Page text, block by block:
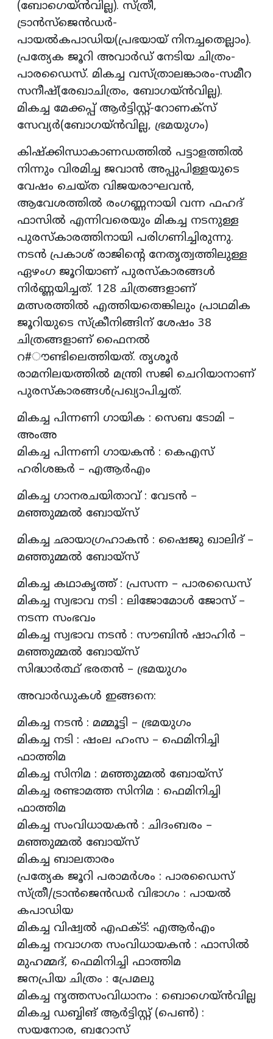
(ബോഗെയ്ന്‍വില്ല). സ്ത്രീ,
ട്രാന്‍സ്‌ജെന്‍ഡര്‍-
പായല്‍കപാഡിയ(പ്രഭയായ് നിനച്ചതെല്ലാം).
പ്രത്യേക ജൂറി അവാര്‍ഡ് നേടിയ ചിത്രം-
പാരഡൈസ്. മികച്ച വസ്ത്രാലങ്കാരം-സമീറ
സനീഷ്(രേഖാചിത്രം, ബോഗയ്ന്‍വില്ല).
മികച്ച മേക്കപ്പ് ആര്‍ട്ടിസ്റ്റ്-റോണക്‌സ്
സേവ്യര്‍(ബോഗയ്ന്‍വില്ല, ഭ്രമയുഗം)
കിഷ്‌ക്കിന്ധാകാണഡത്തില്‍ പട്ടാളത്തില്‍
നിന്നും വിരമിച്ച ജവാന്‍ അപ്പുപിള്ളയുടെ
വേഷം ചെയ്ത വിജയരാഘവന്‍,
ആവേശത്തില്‍ രംഗണ്ണനായി വന്ന ഫഹദ്
ഫാസില്‍ എന്നിവരെയും മികച്ച നടനുള്ള
പുരസ്‌കാരത്തിനായി പരിഗണിച്ചിരുന്നു.
നടന്‍ പ്രകാശ് രാജിന്റെ നേതൃത്വത്തിലുള്ള
ഏഴംഗ ജൂറിയാണ് പുരസ്‌കാരങ്ങള്‍
നിര്‍ണ്ണയിച്ചത്. 128 ചിത്രങ്ങളാണ്
മത്സരത്തില്‍ എത്തിയതെങ്കിലും പ്രാഥമിക
ജൂറിയുടെ സ്‌ക്രീനിങ്ങിന് ശേഷം 38
ചിത്രങ്ങളാണ് ഫൈനല്‍
റ#ൗണ്ടിലെത്തിയത്. തൃശൂര്‍
രാമനിലയത്തില്‍ മന്ത്രി സജി ചെറിയാനാണ്
പുരസ്‌കാരങ്ങള്‍പ്രഖ്യാപിച്ചത്.
മികച്ച പിന്നണി ഗായിക : സെബ ടോമി –
അംഅ
മികച്ച പിന്നണി ഗായകന്‍ : കെഎസ്
ഹരിശങ്കര്‍ – എആര്‍എം
മികച്ച ഗാനരചയിതാവ് : വേടന്‍ –
മഞ്ഞുമ്മല്‍ ബോയ്‌സ്
മികച്ച ഛായാഗ്രഹാകന്‍ : ഷൈജു ഖാലിദ് –
മഞ്ഞുമ്മല്‍ ബോയ്‌സ്
മികച്ച കഥാകൃത്ത് : പ്രസന്ന – പാരഡൈസ്
മികച്ച സ്വഭാവ നടി : ലിജോമോള്‍ ജോസ് –
നടന്ന സംഭവം
മികച്ച സ്വഭാവ നടന്‍ : സൗബിന്‍ ഷാഹിര്‍ –
മഞ്ഞുമ്മല്‍ ബോയ്‌സ്
സിദ്ധാര്‍ത്ഥ് ഭരതന്‍ – ഭ്രമയുഗം
അവാര്‍ഡുകള്‍ ഇങ്ങനെ:
മികച്ച നടന്‍ : മമ്മൂട്ടി – ഭ്രമയുഗം
മികച്ച നടി : ഷംല ഹംസ – ഫെമിനിച്ചി
ഫാത്തിമ
മികച്ച സിനിമ : മഞ്ഞുമ്മല്‍ ബോയ്‌സ്
മികച്ച രണ്ടാമത്ത സിനിമ : ഫെമിനിച്ചി
ഫാത്തിമ
മികച്ച സംവിധായകന്‍ : ചിദംബരം –
മഞ്ഞുമ്മല്‍ ബോയ്‌സ്
മികച്ച ബാലതാരം
പ്രത്യേക ജൂറി പരാമര്‍ശം : പാരഡൈസ്
സ്ത്രീ/ട്രാന്‍ജെന്‍ഡര്‍ വിഭാഗം : പായല്‍
കപാഡിയ
മികച്ച വിഷ്വല്‍ എഫക്ട്: എആര്‍എം
മികച്ച നവാഗത സംവിധായകന്‍ : ഫാസില്‍
മുഹമ്മദ്, ഫെമിനിച്ചി ഫാത്തിമ
ജനപ്രിയ ചിത്രം : പ്രേമലു
മികച്ച നൃത്തസംവിധാനം : ബൊഗെയ്ന്‍വില്ല
മികച്ച ഡബ്ബിങ് ആര്‍ട്ടിസ്റ്റ് (പെണ്‍) :
സയനോര, ബറോസ്